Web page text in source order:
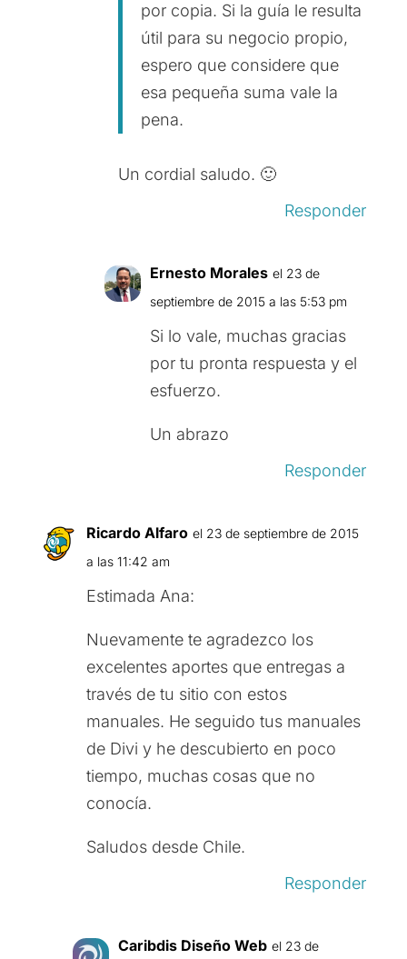
por copia. Si la guía le resulta
útil para su negocio propio,
espero que considere que
esa pequeña suma vale la
pena.
Un cordial saludo. 🙂
Responder
Ernesto Morales el 23 de
septiembre de 2015 a las 5:53 pm
Si lo vale, muchas gracias
por tu pronta respuesta y el
esfuerzo.
Un abrazo
Responder
Ricardo Alfaro el 23 de septiembre de 2015
a las 11:42 am
Estimada Ana:
Nuevamente te agradezco los
excelentes aportes que entregas a
través de tu sitio con estos
manuales. He seguido tus manuales
de Divi y he descubierto en poco
tiempo, muchas cosas que no
conocía.
Saludos desde Chile.
Responder
Caribdis Diseño Web el 23 de